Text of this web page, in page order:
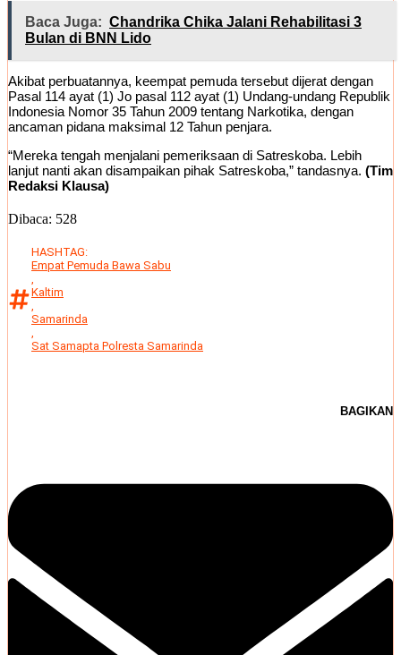
Baca Juga: Chandrika Chika Jalani Rehabilitasi 3
Bulan di BNN Lido
Akibat perbuatannya, keempat pemuda tersebut dijerat dengan
Pasal 114 ayat (1) Jo pasal 112 ayat (1) Undang-undang Republik
Indonesia Nomor 35 Tahun 2009 tentang Narkotika, dengan
ancaman pidana maksimal 12 Tahun penjara.
“Mereka tengah menjalani pemeriksaan di Satreskoba. Lebih
lanjut nanti akan disampaikan pihak Satreskoba,” tandasnya. (Tim
Redaksi Klausa)
Dibaca: 528
HASHTAG:
Empat Pemuda Bawa Sabu
,
Kaltim
,
Samarinda
,
Sat Samapta Polresta Samarinda
BAGIKAN